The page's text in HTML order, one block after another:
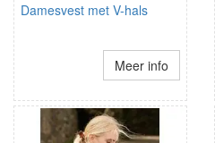
Damesvest met V-hals
Meer info